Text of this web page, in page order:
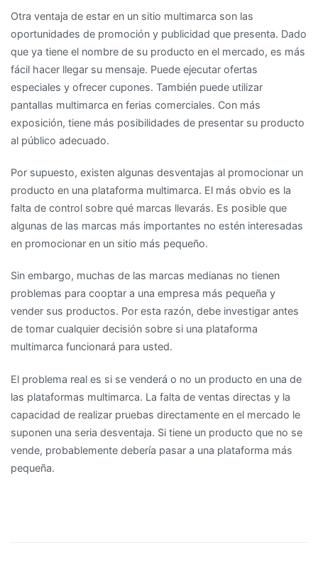
Otra ventaja de estar en un sitio multimarca son las
oportunidades de promoción y publicidad que presenta. Dado
que ya tiene el nombre de su producto en el mercado, es más
fácil hacer llegar su mensaje. Puede ejecutar ofertas
especiales y ofrecer cupones. También puede utilizar
pantallas multimarca en ferias comerciales. Con más
exposición, tiene más posibilidades de presentar su producto
al público adecuado.
Por supuesto, existen algunas desventajas al promocionar un
producto en una plataforma multimarca. El más obvio es la
falta de control sobre qué marcas llevarás. Es posible que
algunas de las marcas más importantes no estén interesadas
en promocionar en un sitio más pequeño.
Sin embargo, muchas de las marcas medianas no tienen
problemas para cooptar a una empresa más pequeña y
vender sus productos. Por esta razón, debe investigar antes
de tomar cualquier decisión sobre si una plataforma
multimarca funcionará para usted.
El problema real es si se venderá o no un producto en una de
las plataformas multimarca. La falta de ventas directas y la
capacidad de realizar pruebas directamente en el mercado le
suponen una seria desventaja. Si tiene un producto que no se
vende, probablemente debería pasar a una plataforma más
pequeña.